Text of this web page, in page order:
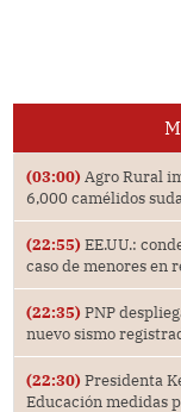
(03:00) Agro Rural
6,000 camélidos
(22:55) EE.UU.:
caso de menores en
(22:35) PNP
nuevo sismo
(22:30) Presidenta
Educación medidas